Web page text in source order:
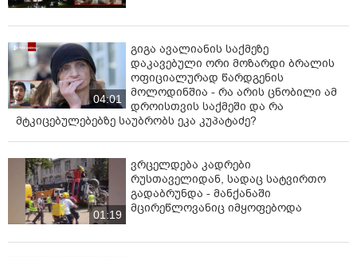
04:01
გიგა ავალიანის საქმეზე
დაკავებული ორი მოზარდი ბრალის
ოფიციალურად წარდგენის
მოლოდინშია - რა არის ცნობილი ამ
დროისთვის საქმეში და რა
მტკიცებულებებზე საუბრობს ეკა კუპატაძე?
01:19
ვრცელდება კადრები
რუსთაველიდან, სადაც სატვირთო
გადაბრუნდა - მანქანაში
მცირეწლოვანიც იმყოფებოდა